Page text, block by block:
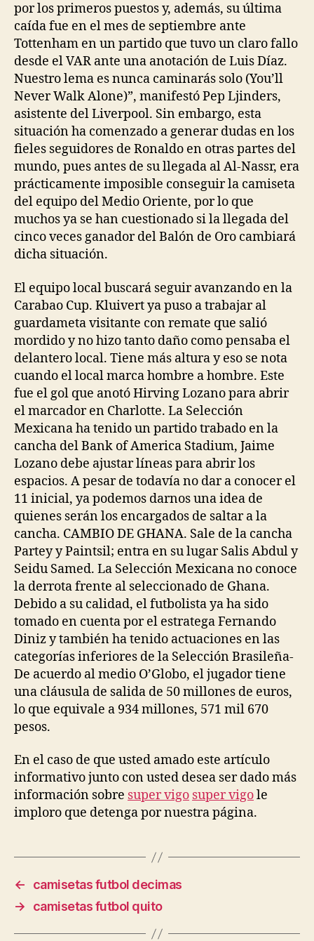
por los primeros puestos y, además, su última
caída fue en el mes de septiembre ante
Tottenham en un partido que tuvo un claro fallo
desde el VAR ante una anotación de Luis Díaz.
Nuestro lema es nunca caminarás solo (You’ll
Never Walk Alone)”, manifestó Pep Ljinders,
asistente del Liverpool. Sin embargo, esta
situación ha comenzado a generar dudas en los
fieles seguidores de Ronaldo en otras partes del
mundo, pues antes de su llegada al Al-Nassr, era
prácticamente imposible conseguir la camiseta
del equipo del Medio Oriente, por lo que
muchos ya se han cuestionado si la llegada del
cinco veces ganador del Balón de Oro cambiará
dicha situación.
El equipo local buscará seguir avanzando en la
Carabao Cup. Kluivert ya puso a trabajar al
guardameta visitante con remate que salió
mordido y no hizo tanto daño como pensaba el
delantero local. Tiene más altura y eso se nota
cuando el local marca hombre a hombre. Este
fue el gol que anotó Hirving Lozano para abrir
el marcador en Charlotte. La Selección
Mexicana ha tenido un partido trabado en la
cancha del Bank of America Stadium, Jaime
Lozano debe ajustar líneas para abrir los
espacios. A pesar de todavía no dar a conocer el
11 inicial, ya podemos darnos una idea de
quienes serán los encargados de saltar a la
cancha. CAMBIO DE GHANA. Sale de la cancha
Partey y Paintsil; entra en su lugar Salis Abdul y
Seidu Samed. La Selección Mexicana no conoce
la derrota frente al seleccionado de Ghana.
Debido a su calidad, el futbolista ya ha sido
tomado en cuenta por el estratega Fernando
Diniz y también ha tenido actuaciones en las
categorías inferiores de la Selección Brasileña-
De acuerdo al medio O’Globo, el jugador tiene
una cláusula de salida de 50 millones de euros,
lo que equivale a 934 millones, 571 mil 670
pesos.
En el caso de que usted amado este artículo
informativo junto con usted desea ser dado más
información sobre super vigo super vigole
imploro que detenga por nuestra página.
←
camisetas futbol decimas
→
camisetas futbol quito